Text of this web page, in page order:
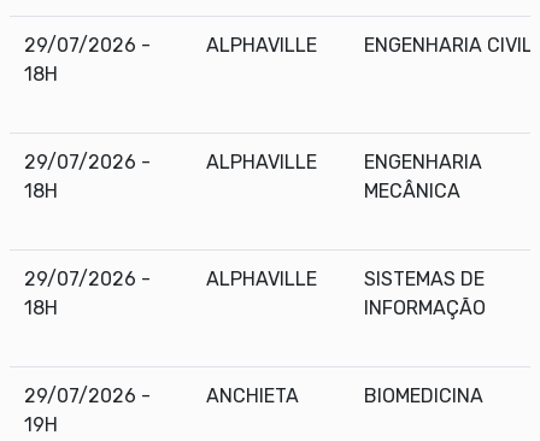
29/07/2026 -
18H
ALPHAVILLE ENGENHARIA CIVIL
29/07/2026 -
18H
ALPHAVILLE
ENGENHARIA
MECÂNICA
29/07/2026 -
18H
ALPHAVILLE
SISTEMAS DE
INFORMAÇÃO
29/07/2026 -
19H
ANCHIETA BIOMEDICINA